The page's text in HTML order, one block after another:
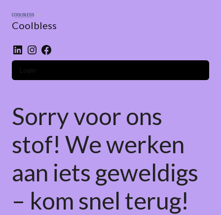
contentCoolbless
LinkedIn
Instagram
Facebook
Login
Sorry voor ons
stof! We werken
aan iets geweldigs
– kom snel terug!